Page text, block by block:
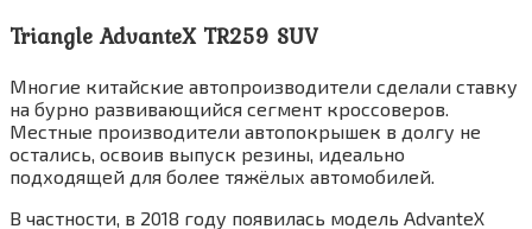
Triangle AdvanteX TR259 SUV
Многие китайские автопроизводители сделали ставку
на бурно развивающийся сегмент кроссоверов.
Местные производители автопокрышек в долгу не
остались, освоив выпуск резины, идеально
подходящей для более тяжёлых автомобилей.
В частности, в 2018 году появилась модель AdvanteX